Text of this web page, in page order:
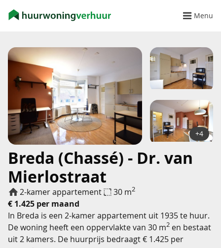
Menu
Breda (Chassé) - Dr. van
Mierlostraat
2-kamer appartement 30 m2
€ 1.425 per maand
+4
In Breda is een 2-kamer appartement uit 1935 te huur.
De woning heeft een oppervlakte van 30 m2 en bestaat
uit 2 kamers. De huurprijs bedraagt € 1.425 per